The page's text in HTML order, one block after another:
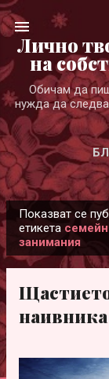
Лично
на
Обичам да
нужда да
б
Показват се
етикета
занимания
наивника